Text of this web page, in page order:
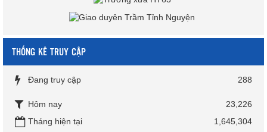
THỐNG KÊ TRUY CẬP
Đang truy cập 288
Hôm nay
23,226
Tháng hiện tại
1,645,304